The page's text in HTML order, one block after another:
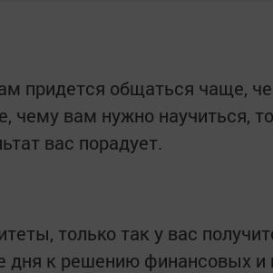
придется общаться чаще,
чему вам нужно научиться,
вас порадует.
только так у вас
дня к решению финансовых